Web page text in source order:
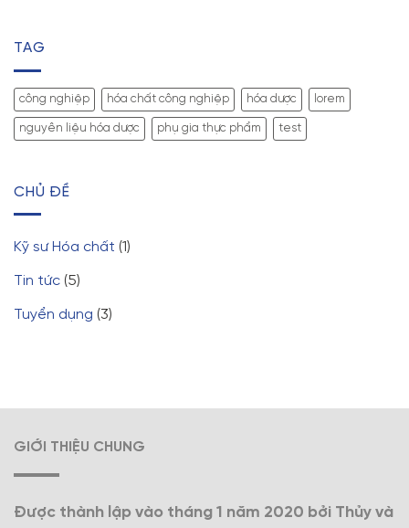
TAG
công nghiệp hóa chất công nghiệp hóa dược lorem
nguyên liệu hóa dược phụ gia thực phẩm test
CHỦ ĐỀ
Kỹ sư Hóa chất (1)
Tin tức (5)
Tuyển dụng (3)
GIỚI THIỆU CHUNG
Được thành lập vào tháng 1 năm 2020 bởi Thủy và